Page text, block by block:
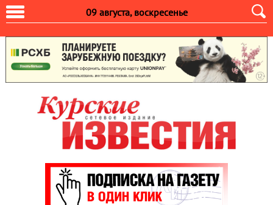
09 августа, воскресенье